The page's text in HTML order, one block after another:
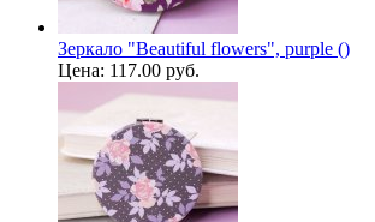
Зеркало "Beautiful flowers", purple ()
Цена: 117.00 руб.